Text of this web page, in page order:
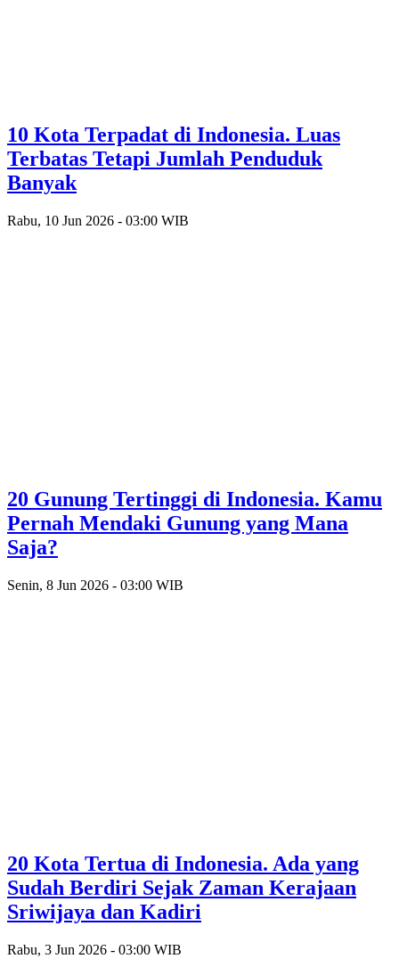
10 Kota Terpadat di Indonesia. Luas
Terbatas Tetapi Jumlah Penduduk
Banyak
Rabu, 10 Jun 2026 - 03:00 WIB
20 Gunung Tertinggi di Indonesia. Kamu
Pernah Mendaki Gunung yang Mana
Saja?
Senin, 8 Jun 2026 - 03:00 WIB
20 Kota Tertua di Indonesia. Ada yang
Sudah Berdiri Sejak Zaman Kerajaan
Sriwijaya dan Kadiri
Rabu, 3 Jun 2026 - 03:00 WIB